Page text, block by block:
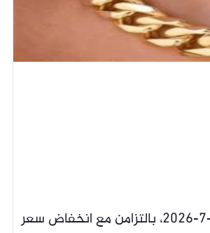
شهدت أسعار الذهب في مصر اليوم تراجعا ملحوظًا اليوم الاثنين 6-7-2026، بالتزامن مع انخفاض سعر